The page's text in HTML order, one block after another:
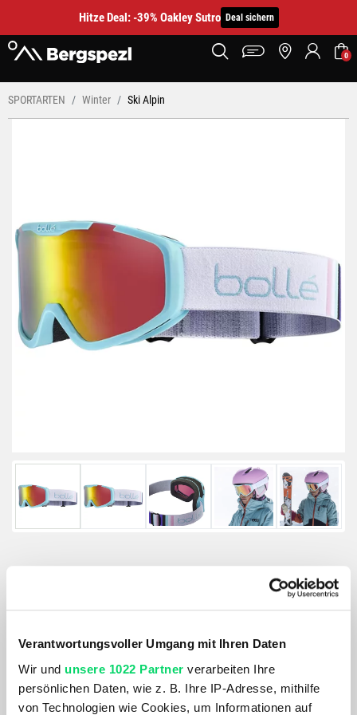
Verantwortungsvoller Umgang mit Ihren Daten
Wir und unsere 1022 Partner verarbeiten Ihre
persönlichen Daten, wie z. B. Ihre IP-Adresse, mithilfe
von Technologien wie Cookies, um Informationen auf
Hitze Deal: -39% Oakley Sutro Deal sichern
0
SPORTARTEN Winter Ski Alpin
Größe:
S
Farbe: